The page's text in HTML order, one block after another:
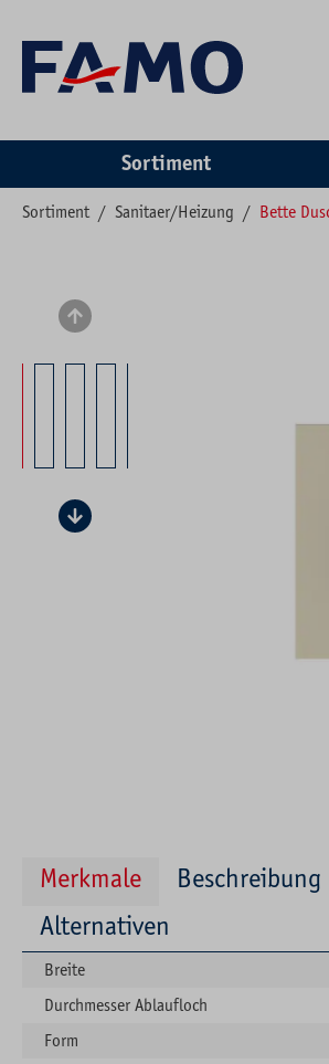
Sortiment
Sortiment / Sanitaer/Heizung / Bette
Bildergalerie überspringen
Merkmale Beschreibung
Alternativen
Breite
Durchmesser Ablaufloch
Form